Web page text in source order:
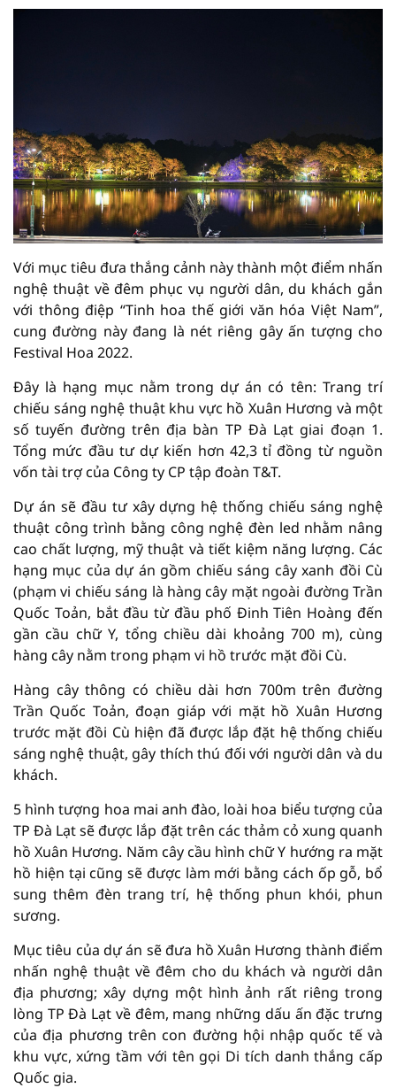
Với mục tiêu đưa thắng cảnh này thành một điểm nhấn
nghệ thuật về đêm phục vụ người dân, du khách gắn
với thông điệp “Tinh hoa thế giới văn hóa Việt Nam”,
cung đường này đang là nét riêng gây ấn tượng cho
Festival Hoa 2022.
Đây là hạng mục nằm trong dự án có tên: Trang trí
chiếu sáng nghệ thuật khu vực hồ Xuân Hương và một
số tuyến đường trên địa bàn TP Đà Lạt giai đoạn 1.
Tổng mức đầu tư dự kiến hơn 42,3 tỉ đồng từ nguồn
vốn tài trợ của Công ty CP tập đoàn T&T.
Dự án sẽ đầu tư xây dựng hệ thống chiếu sáng nghệ
thuật công trình bằng công nghệ đèn led nhằm nâng
cao chất lượng, mỹ thuật và tiết kiệm năng lượng. Các
hạng mục của dự án gồm chiếu sáng cây xanh đồi Cù
(phạm vi chiếu sáng là hàng cây mặt ngoài đường Trần
Quốc Toản, bắt đầu từ đầu phố Đinh Tiên Hoàng đến
gần cầu chữ Y, tổng chiều dài khoảng 700 m), cùng
hàng cây nằm trong phạm vi hồ trước mặt đồi Cù.
Hàng cây thông có chiều dài hơn 700m trên đường
Trần Quốc Toản, đoạn giáp với mặt hồ Xuân Hương
trước mặt đồi Cù hiện đã được lắp đặt hệ thống chiếu
sáng nghệ thuật, gây thích thú đối với người dân và du
khách.
5 hình tượng hoa mai anh đào, loài hoa biểu tượng của
TP Đà Lạt sẽ được lắp đặt trên các thảm cỏ xung quanh
hồ Xuân Hương. Năm cây cầu hình chữ Y hướng ra mặt
hồ hiện tại cũng sẽ được làm mới bằng cách ốp gỗ, bổ
sung thêm đèn trang trí, hệ thống phun khói, phun
sương.
Mục tiêu của dự án sẽ đưa hồ Xuân Hương thành điểm
nhấn nghệ thuật về đêm cho du khách và người dân
địa phương; xây dựng một hình ảnh rất riêng trong
lòng TP Đà Lạt về đêm, mang những dấu ấn đặc trưng
của địa phương trên con đường hội nhập quốc tế và
khu vực, xứng tầm với tên gọi Di tích danh thắng cấp
Quốc gia.